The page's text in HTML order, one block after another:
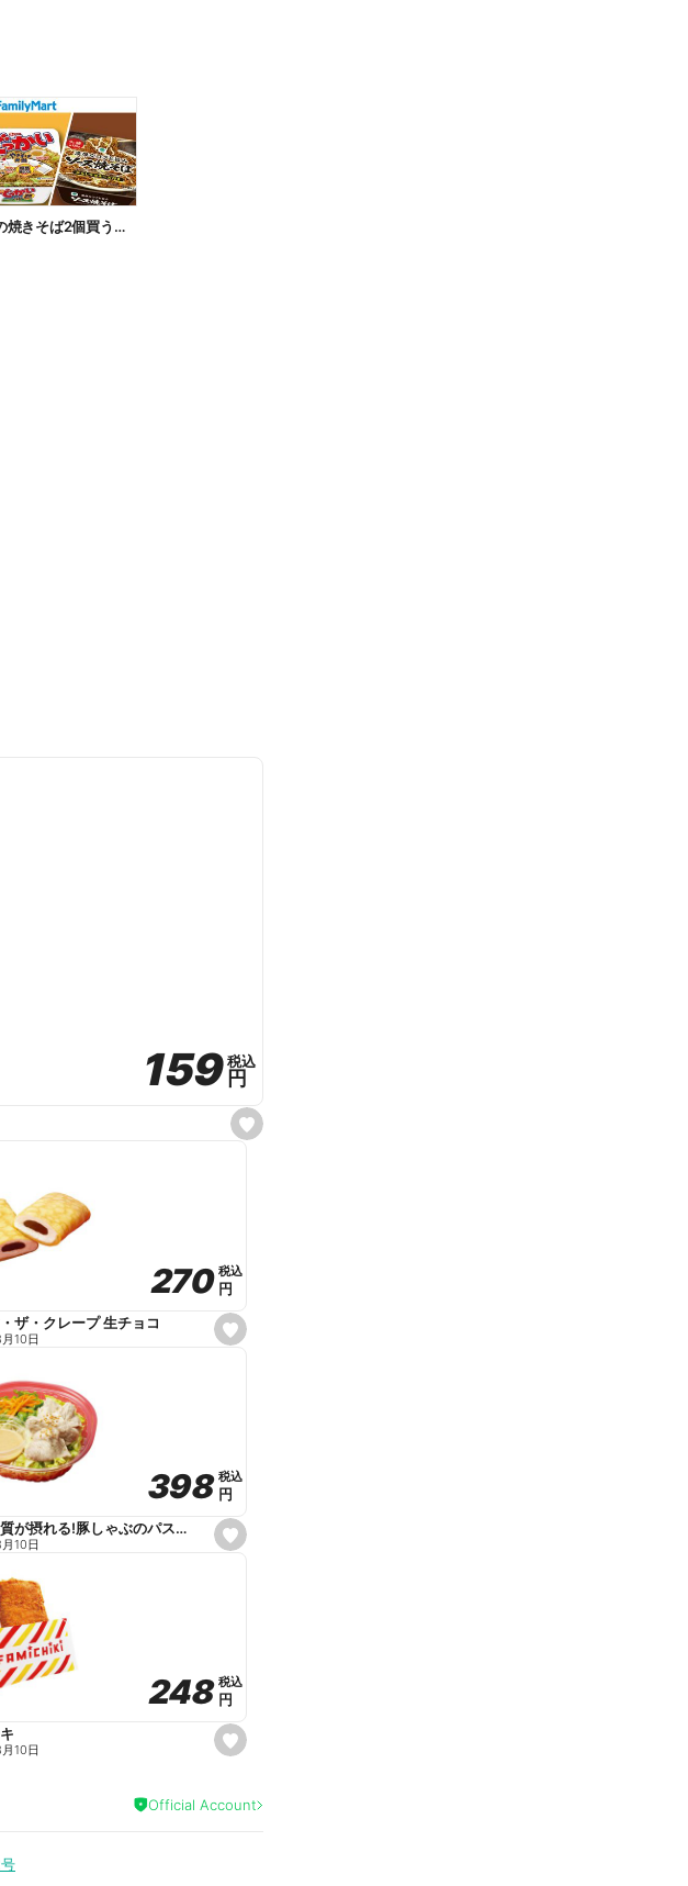
【おトク】対象の焼きそば2個買うと100円引き!
s
e
159
159税込
税込
円
円
s
e
e
270
270 税込
税込
円
円
ザ・クレープ 生チョコ
10日
s
e
e
398
398 税込
税込
円
円
たんぱく質が摂れる!豚しゃぶのパスタサラダ
10日
s
e
a
248
248 税込
税込
円
円
10日
Official Account